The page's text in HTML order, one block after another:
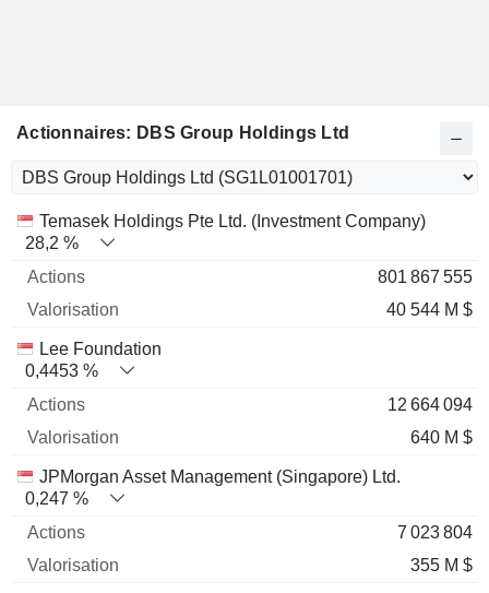
Actionnaires: DBS Group Holdings Ltd
Nom Actions % Valorisation
Temasek Holdings Pte Ltd. (Investment Company)
28,2 %
801 867 555
40 544 M $
Lee Foundation
0,4453 %
12 664 094
640 M $
JPMorgan Asset Management (Singapore) Ltd.
0,247 %
7 023 804
355 M $